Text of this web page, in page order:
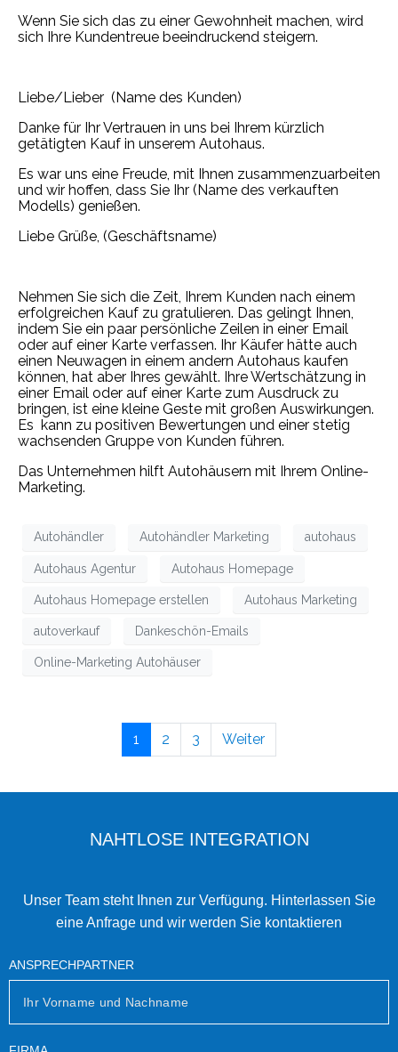
Wenn Sie sich das zu einer Gewohnheit machen, wird
sich Ihre Kundentreue beeindruckend steigern.
Liebe/Lieber (Name des Kunden)
Danke für Ihr Vertrauen in uns bei Ihrem kürzlich
getätigten Kauf in unserem Autohaus.
Es war uns eine Freude, mit Ihnen zusammenzuarbeiten
und wir hoffen, dass Sie Ihr (Name des verkauften
Modells) genießen.
Liebe Grüße, (Geschäftsname)
Nehmen Sie sich die Zeit, Ihrem Kunden nach einem
erfolgreichen Kauf zu gratulieren. Das gelingt Ihnen,
indem Sie ein paar persönliche Zeilen in einer Email
oder auf einer Karte verfassen. Ihr Käufer hätte auch
einen Neuwagen in einem andern Autohaus kaufen
können, hat aber Ihres gewählt. Ihre Wertschätzung in
einer Email oder auf einer Karte zum Ausdruck zu
bringen, ist eine kleine Geste mit großen Auswirkungen.
Es kann zu positiven Bewertungen und einer stetig
wachsenden Gruppe von Kunden führen.
Das Unternehmen hilft Autohäusern mit Ihrem Online-
Marketing.
Autohändler Autohändler Marketing autohaus
Autohaus Agentur Autohaus Homepage
Autohaus Homepage erstellen Autohaus Marketing
autoverkauf Dankeschön-Emails
Online-Marketing Autohäuser
1 2 3 Weiter
NAHTLOSE INTEGRATION
Unser Team steht Ihnen zur Verfügung. Hinterlassen Sie
eine Anfrage und wir werden Sie kontaktieren
ANSPRECHPARTNER